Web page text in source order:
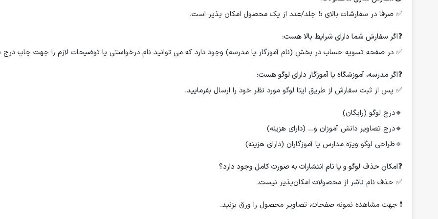
✅ صرفا در سفارشات بالای 5 جلد/عدد از یک محصول امکان پذیر است.
❓اگر سفارش شما دارای شرایط بالا هست:
✅ در صفحه تسویه حساب در بخش (نام آموزگار یا مدرسه) وجود دارد که می توانید نام درخواستی یا توضیحات لازم را جهت چاپ درج
❓اگر مدرسه، آموزشگاه یا آموزگار دارای لوگو هست:
✅ پس از ثبت سفارش از طریق ایتا لوگو مورد نظر خود را ارسال بفرمایید.
🔹درج لوگو (رایگان)
🔹درج تصاویر دانش آموزان و... (دارای هزینه)
🔹طراحی لوگو ویژه مدارس یا آموزگاران (دارای هزینه)
❓امکان حذف لوگو و یا نام انتشارات به صورت کامل وجود دارد؟
✅ حذف نام ناشر از محصولات امکان‌پذیر نیست.
❗️ جهت مشاهده نمونه صفحات، تصاویر محصول را ورق بزنید.